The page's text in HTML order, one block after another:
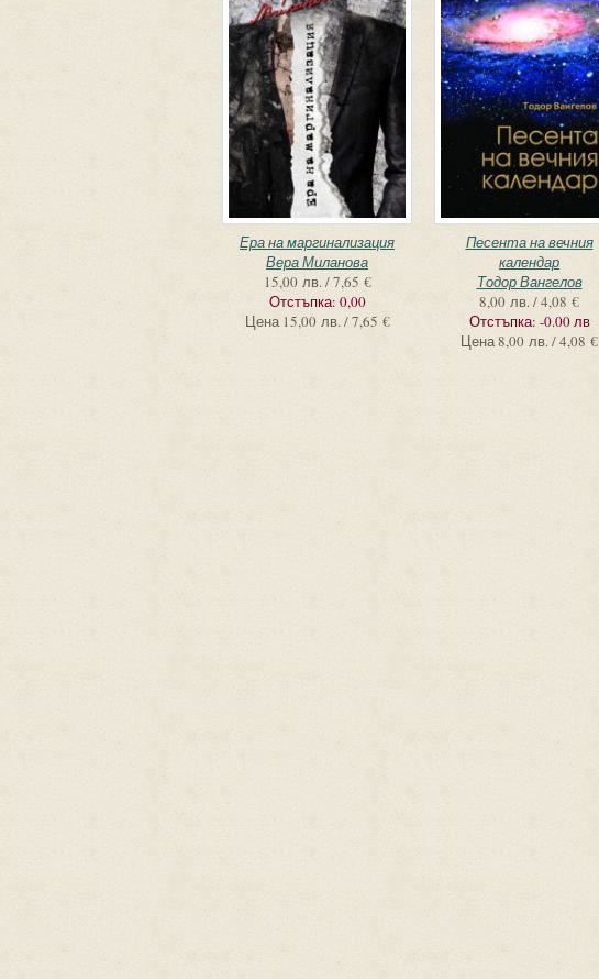
Ера на маргинализация
Вера Миланова
15,00 лв. / 7,65 €
Отстъпка: 0,00
Цена 15,00 лв. / 7,65 €
Песента на вечния
календар
Тодор Вангелов
8,00 лв. / 4,08 €
Отстъпка: -0.00 лв
Цена8,00 лв. / 4,08 €